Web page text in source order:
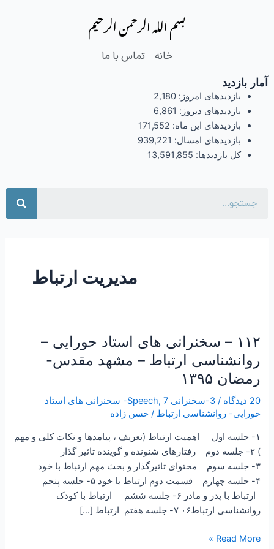
بسم الله الرحمن الرحیم
خانه تماس با ما
آمار بازدید
بازدیدهای امروز: 2,180
بازدیدهای دیروز: 6,861
بازدیدهای این ماه: 171,552
بازدیدهای امسال: 939,221
کل بازدیدها: 13,591,855
مدیریت ارتباط
۱۱۲ – سخنرانی های استاد حورایی –
روانشناسی ارتباط – مشهد مقدس-
رمضان ۱۳۹۵
20 دیدگاه /3-سخنرانی Speech ,
7- سخنرانی های استاد
حورایی- روانشناسی ارتباط /حسن زاده
۱- جلسه اول اهمیت ارتباط (تعریف ، پیامدها و نکات کلی و مهم
) ۲- جلسه دوم رفتارهای شنونده و گوینده تاثیر گذار
۳- جلسه سوم محتوای تاثیرگذار و بحث مهم ارتباط با خود
۴- جلسه چهارم قسمت دوم ارتباط با خود ۵- جلسه پنجم
ارتباط با پدر و مادر ۶- جلسه ششم ارتباط با کودک
روانشناسی ارتباط۰۶ ۷- جلسه هفتم ارتباط […]
۱۱۲
سخنرانی
های
استاد
حورایی
روانشناسی
ارتباط
–
مشهد
مقدس-
رمضان
Read More »